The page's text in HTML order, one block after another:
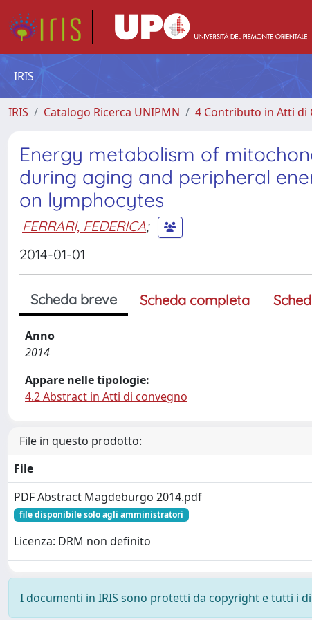
IRIS
IRIS Catalogo Ricerca UNIPMN 4 Contributo in Atti di
Energy metabolism of
during aging and peripheral
on lymphocytes
FERRARI, FEDERICA;
2014-01-01
Scheda breve Scheda completa
Anno
2014
Appare nelle tipologie:
4.2 Abstract in Atti di convegno
File in questo prodotto:
File
PDF Abstract Magdeburgo 2014.pdf
file disponibile solo agli amministratori
Licenza: DRM non definito
I documenti in IRIS sono protetti da copyright e tutti i